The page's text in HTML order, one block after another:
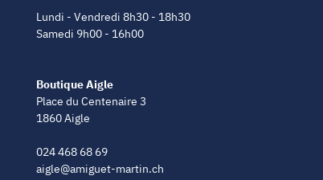
Lundi - Vendredi 8h30 - 18h30
Samedi 9h00 - 16h00
Boutique Aigle
Place du Centenaire 3
1860 Aigle
024 468 68 69
aigle@amiguet-martin.ch